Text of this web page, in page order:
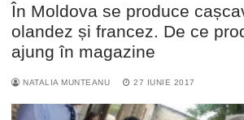
Caută
după:
În Moldova se produce
olandez și francez. De ce
ajung în magazine
NATALIA MUNTEANU 27 IUNIE 2017